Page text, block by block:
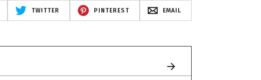
TWITTER PINTEREST EMAIL